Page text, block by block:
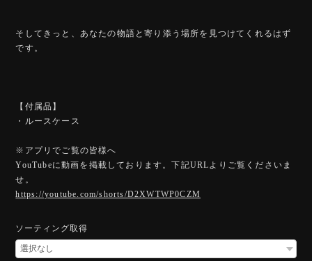
そしてきっと、あなたの物語と寄り添う場所を見つけてくれるはず
です。
【付属品】
・ルースケース
※アプリでご覧の皆様へ
YouTubeに動画を掲載しております。下記URLよりご覧くださいま
せ。
https://youtube.com/shorts/D2XWTWP0CZM
ソーティング取得